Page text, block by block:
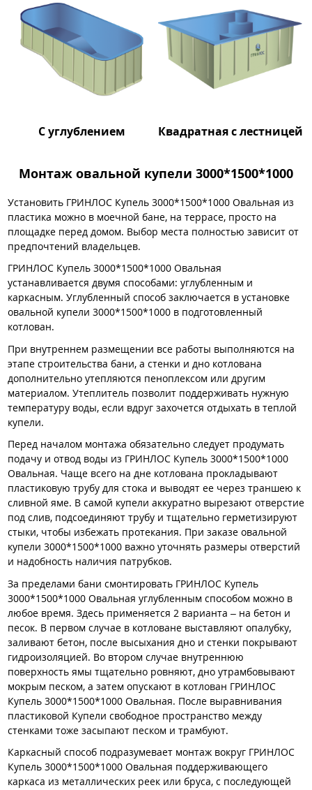
С углублением Квадратная с лестницей
Монтаж овальной купели 3000*1500*1000
Установить ГРИНЛОС Купель 3000*1500*1000 Овальная из
пластика можно в моечной бане, на террасе, просто на
площадке перед домом. Выбор места полностью зависит от
предпочтений владельцев.
ГРИНЛОС Купель 3000*1500*1000 Овальная
устанавливается двумя способами: углубленным и
каркасным. Углубленный способ заключается в установке
овальной купели 3000*1500*1000 в подготовленный
котлован.
При внутреннем размещении все работы выполняются на
этапе строительства бани, а стенки и дно котлована
дополнительно утепляются пеноплексом или другим
материалом. Утеплитель позволит поддерживать нужную
температуру воды, если вдруг захочется отдыхать в теплой
купели.
Перед началом монтажа обязательно следует продумать
подачу и отвод воды из ГРИНЛОС Купель 3000*1500*1000
Овальная. Чаще всего на дне котлована прокладывают
пластиковую трубу для стока и выводят ее через траншею к
сливной яме. В самой купели аккуратно вырезают отверстие
под слив, подсоединяют трубу и тщательно герметизируют
стыки, чтобы избежать протекания. При заказе овальной
купели 3000*1500*1000 важно уточнять размеры отверстий
и надобность наличия патрубков.
За пределами бани смонтировать ГРИНЛОС Купель
3000*1500*1000 Овальная углубленным способом можно в
любое время. Здесь применяется 2 варианта – на бетон и
песок. В первом случае в котловане выставляют опалубку,
заливают бетон, после высыхания дно и стенки покрывают
гидроизоляцией. Во втором случае внутреннюю
поверхность ямы тщательно ровняют, дно утрамбовывают
мокрым песком, а затем опускают в котлован ГРИНЛОС
Купель 3000*1500*1000 Овальная. После выравнивания
пластиковой Купели свободное пространство между
стенками тоже засыпают песком и трамбуют.
Каркасный способ подразумевает монтаж вокруг ГРИНЛОС
Купель 3000*1500*1000 Овальная поддерживающего
каркаса из металлических реек или бруса, с последующей